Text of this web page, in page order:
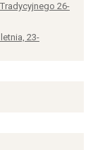
26-
23-